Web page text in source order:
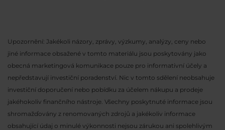
Upozornění: Jakékoli názory, zprávy, výzkumy, analýzy, ceny nebo
jiné informace obsažené v tomto materiálu jsou poskytovány jako
obecná marketingová komunikace pouze pro informativní účely a
nepředstavují investiční poradenství. Nic v tomto sdělení neobsahuje
investiční doporučení nebo pobídku za účelem nákupu a prodeje
jakéhokoliv finančního nástroje. Všechny poskytnuté informace jsou
shromažďovány z renomovaných zdrojů a jakékoliv informace
obsahující údaj o minulé výkonnosti nejsou zárukou ani spolehlivým